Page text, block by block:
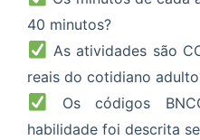
40 minutos?
As atividades são
reais do cotidiano
Os códigos
habilidade foi descrita